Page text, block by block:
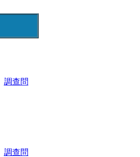
調查問
調查問